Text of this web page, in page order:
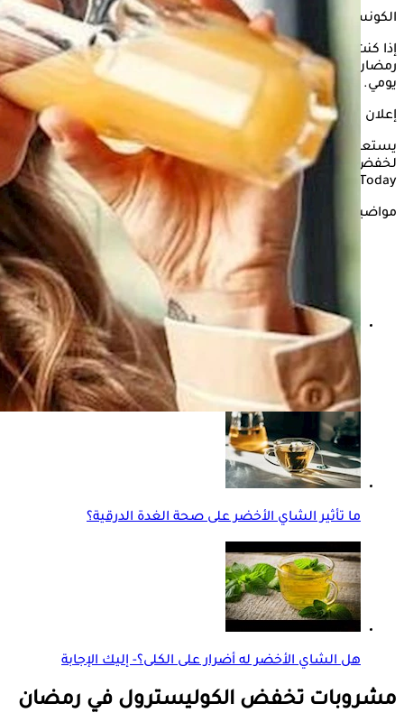
الكونسلتو
إذا كنت ترغب في خفض الكوليسترول الضار بالدم خلال شهر
رمضان، احرص على تناول مجموعة محددة من المشروبات بشكل
يومي.
إعلان
يستعرض "الكونسلتو" في التقرير التالي، أفضل المشروبات
لخفض الكوليسترول في رمضان، وفقًا لموقع "Medical News
Today".
مواضيع ذات صلة
لا تأكل اللحوم؟ دراسة تكشف الأسباب الصحية لارتفاع
الكوليسترول
ما تأثير الشاي الأخضر على صحة الغدة الدرقية؟
هل الشاي الأخضر له أضرار على الكلى؟- إليك الإجابة
مشروبات تخفض الكوليسترول في رمضان